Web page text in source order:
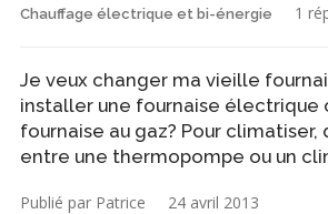
Chauffage électrique et bi-énergie 1
Je veux changer ma vieille
installer une fournaise électrique
fournaise au gaz? Pour climatiser,
entre une thermopompe ou un
Publié par Patrice 24 avril 2013